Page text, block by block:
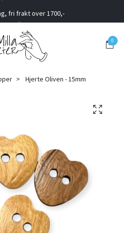
fri frakt over 1700,-
0
Hjerte Oliven - 15mm